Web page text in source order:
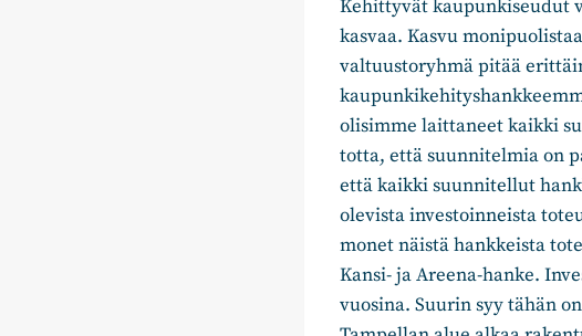
Kehittyvät kaupunkiseudut
kasvaa. Kasvu
valtuustoryhmä pitää
olisimme laittaneet kaikki
totta, että suunnitelmia on
että kaikki suunnitellut
olevista investoinneista
monet näistä hankkeista
Kansi- ja Areena-hanke.
vuosina. Suurin syy tähän